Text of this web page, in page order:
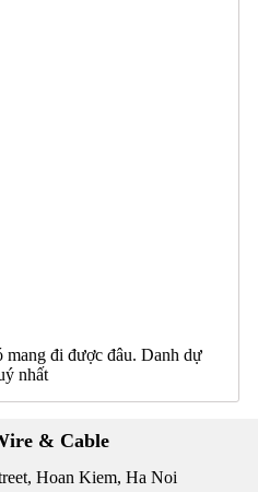
mang đi được đâu. Danh dự
nhất
& Cable
Hoan Kiem, Ha Noi